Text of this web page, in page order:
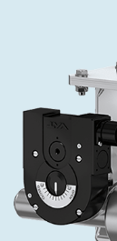
步 ⸺